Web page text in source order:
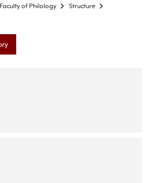
Faculty of Philology
Structure